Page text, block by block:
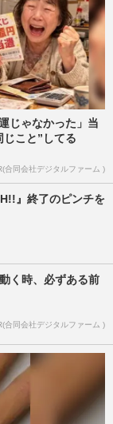
じゃなかった」当
じこと”してる
合同会社デジタルファーム )
』終了のピンチを
く時、必ずある前
合同会社デジタルファーム )